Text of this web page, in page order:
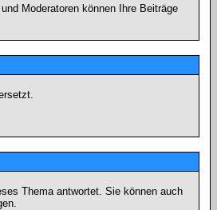
Moderatoren können Ihre Beiträge
Thema antwortet. Sie können auch